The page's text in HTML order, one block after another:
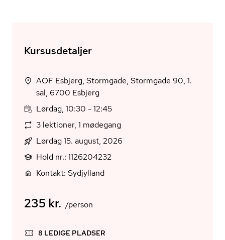
Kursusdetaljer
AOF Esbjerg, Stormgade, Stormgade 90, 1.
sal, 6700 Esbjerg
Lørdag, 10:30 - 12:45
3 lektioner, 1 mødegang
Lørdag 15. august, 2026
Hold nr.: 1126204232
Kontakt: Sydjylland
235 kr. /person
8 LEDIGE PLADSER